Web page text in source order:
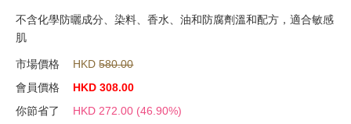
不含化學防曬成分、染料、香水、油和防腐劑溫和配方，適合敏感
肌
市場價格 HKD580.00
會員價格
HKD308.00
你節省了
HKD272.00 (46.90%)